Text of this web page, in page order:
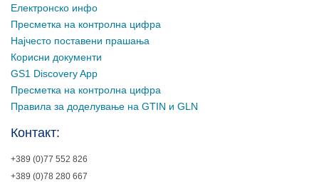
Електронско инфо
Пресметка на контролна цифра
Најчесто поставени прашања
Корисни документи
GS1 Discovery App
Пресметка на контролна цифра
Правила за доделување на GTIN и GLN
Контакт:
+389 (0)77 552 826
+389 (0)78 280 667